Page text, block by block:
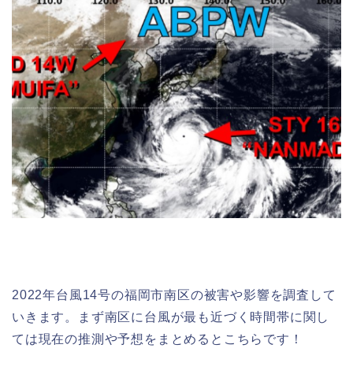
2022年台風14号の福岡市南区の被害や影響を調査して
いきます。まず南区に台風が最も近づく時間帯に関し
ては現在の推測や予想をまとめるとこちらです！